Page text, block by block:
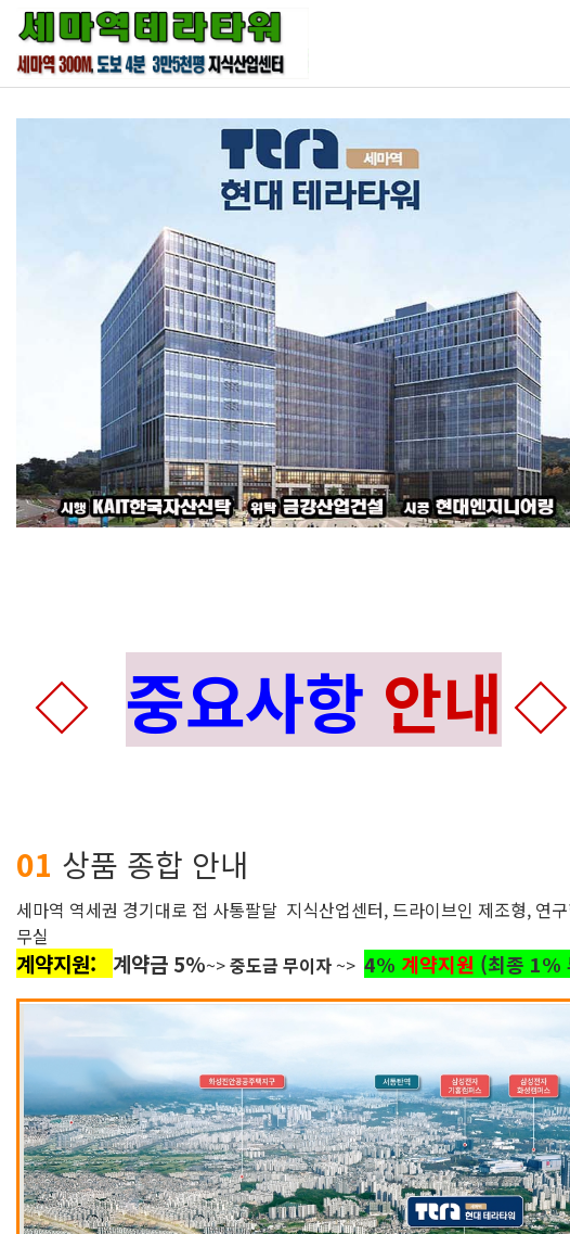
◇ 중요사항 안내 ◇
01 상품 종합 안내
세마역 역세권 경기대로 접 사통팔달 지식산업센터, 드라이브인 제조형, 연
무실
계약지원: 계약금 5%~>중도금 무이자 ~> 4% 계약지원 (최종 1%